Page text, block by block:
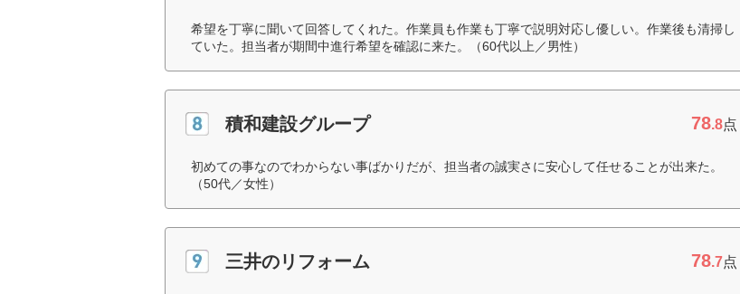
希望を丁寧に聞いて回答してくれた。作業員も作業も丁寧で説明対応し優しい。作業後も清掃し
ていた。担当者が期間中進行希望を確認に来た。（60代以上／男性）
積和建設グループ 78.8点
初めての事なのでわからない事ばかりだが、担当者の誠実さに安心して任せることが出来た。
（50代／女性）
三井のリフォーム 78.7点